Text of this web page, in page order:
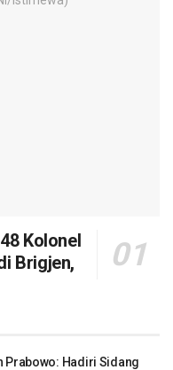
Kolonel
Brigjen,
Prabowo: Hadiri Sidang